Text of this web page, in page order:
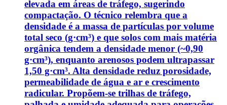
elevada em áreas de tráfego, sugerindo
compactação. O técnico relembra que a
densidade é a massa de partículas por volume
total seco (g·cm³) e que solos com mais matéria
orgânica tendem a densidade menor (~0,90
g·cm³), enquanto arenosos podem ultrapassar
1,50 g·cm³. Alta densidade reduz porosidade,
permeabilidade de água e ar e crescimento
radicular. Propõem-se trilhas de tráfego,